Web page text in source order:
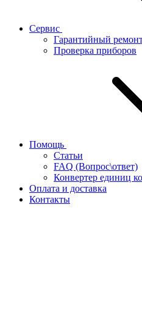
Сервис
Гарантийный
Проверка приборов
Помощь
Статьи
FAQ (Вопрос\ответ)
Конвертер единиц
Оплата и доставка
Контакты